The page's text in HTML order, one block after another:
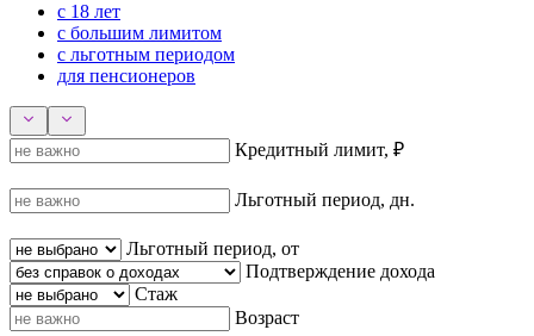
с 18 лет
с большим лимитом
с льготным периодом
для пенсионеров
Кредитный лимит, ₽
Льготный период, дн.
Льготный период, от
Подтверждение дохода
Стаж
Возраст